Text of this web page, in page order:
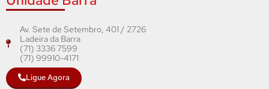
Av. Sete de Setembro, 401 / 2726
Ladeira da Barra
(71) 3336 7599
(71) 99910-4171
Ligue Agora